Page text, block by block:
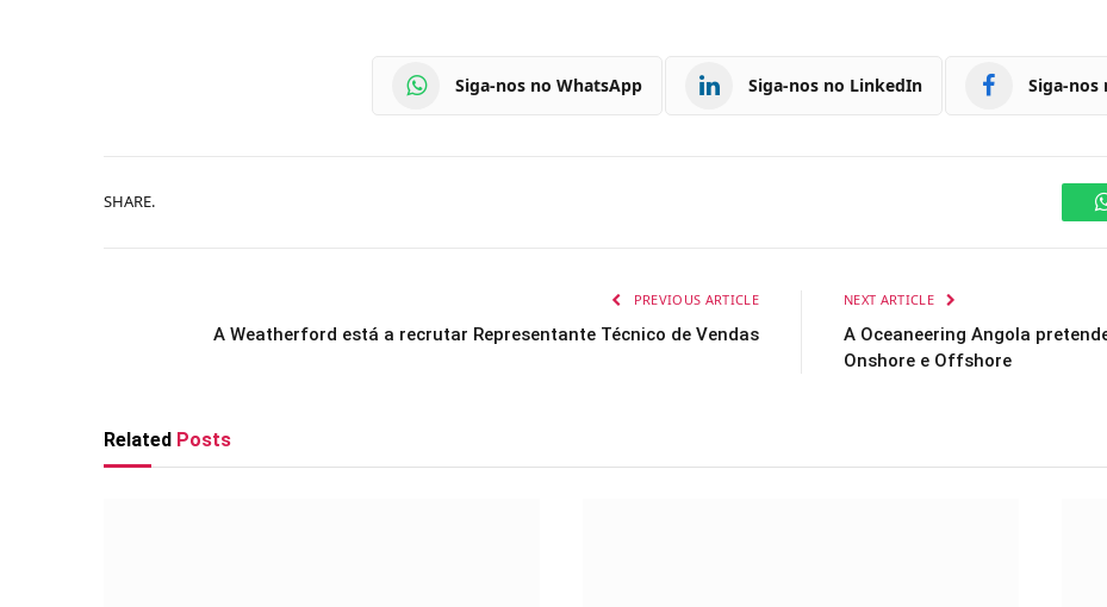
Siga-nos no WhatsApp Siga-nos no LinkedIn Siga-nos
SHARE.
PREVIOUS ARTICLE
A Weatherford está a recrutar Representante Técnico de Vendas
NEXT ARTICLE
A Oceaneering Angola
Onshore e Offshore
Related Posts